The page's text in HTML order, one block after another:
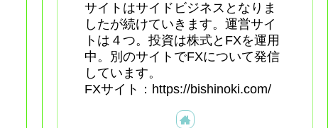
サイトはサイドビジネスとなりま
したが続けていきます。運営サイ
トは４つ。投資は株式とFXを運用
中。別のサイトでFXについて発信
しています。
FXサイト：https://bishinoki.com/